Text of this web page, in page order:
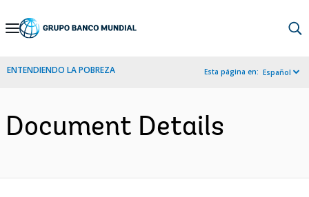
Skip
Navigation
ENTENDIENDO LA POBREZA Esta página en: Español
Document Details